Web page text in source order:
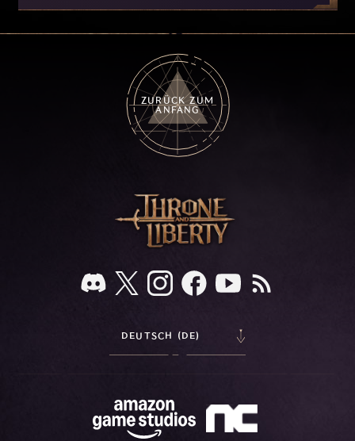
sind.
ZURÜCK ZUM
ANFANG
DEUTSCH (DE)